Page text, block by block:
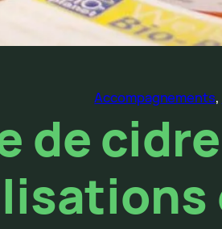
Accompagnements,
de